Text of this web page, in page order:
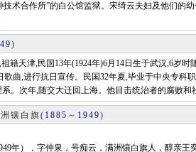
技术合作所”的白公馆监狱。宋绮云夫妇及他们的
)
天津,民国13年(1924年)6月14日生于武汉,6岁时
歌曲,进行抗日宣传。民国32年夏,毕业于中央专科
。次年,随交大迁回上海。他目击统治者的腐败
镶白旗( 1885 ～ 1949)
），字仲泉，号痴云，满洲镶白旗人，醇亲王